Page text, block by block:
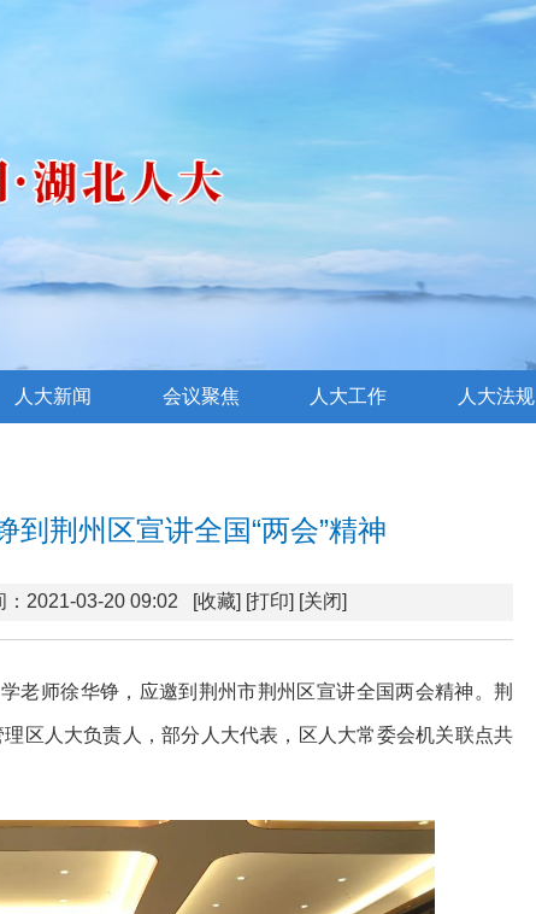
人大新闻 会议聚焦 人大工作 人大法规
到荆州区宣讲全国“两会”精神
：2021-03-20 09:02 [收藏] [打印] [关闭]
老师徐华铮，应邀到荆州市荆州区宣讲全国两会精神。荆
区人大负责人，部分人大代表，区人大常委会机关联点共